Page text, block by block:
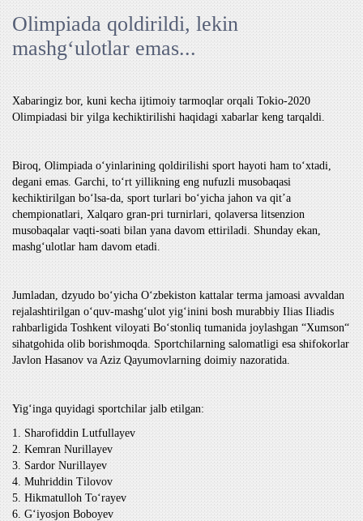
Olimpiada qoldirildi, lekin
mashgʻulotlar emas...
Xabaringiz bor, kuni kecha ijtimoiy tarmoqlar orqali Tokio-2020
Olimpiadasi bir yilga kechiktirilishi haqidagi xabarlar keng tarqaldi.
Biroq, Olimpiada oʻyinlarining qoldirilishi sport hayoti ham toʻxtadi,
degani emas. Garchi, toʻrt yillikning eng nufuzli musobaqasi
kechiktirilgan boʻlsa-da, sport turlari boʻyicha jahon va qitʼa
chempionatlari, Xalqaro gran-pri turnirlari, qolaversa litsenzion
musobaqalar vaqti-soati bilan yana davom ettiriladi. Shunday ekan,
mashgʻulotlar ham davom etadi.
Jumladan, dzyudo boʻyicha Oʻzbekiston kattalar terma jamoasi avvaldan
rejalashtirilgan oʻquv-mashgʻulot yigʻinini bosh murabbiy Ilias Iliadis
rahbarligida Toshkent viloyati Boʻstonliq tumanida joylashgan “Xumson“
sihatgohida olib borishmoqda. Sportchilarning salomatligi esa shifokorlar
Javlon Hasanov va Aziz Qayumovlarning doimiy nazoratida.
Yigʻinga quyidagi sportchilar jalb etilgan:
1. Sharofiddin Lutfullayev
2. Kemran Nurillayev
3. Sardor Nurillayev
4. Muhriddin Tilovov
5. Hikmatulloh Toʻrayev
6. Gʻiyosjon Boboyev